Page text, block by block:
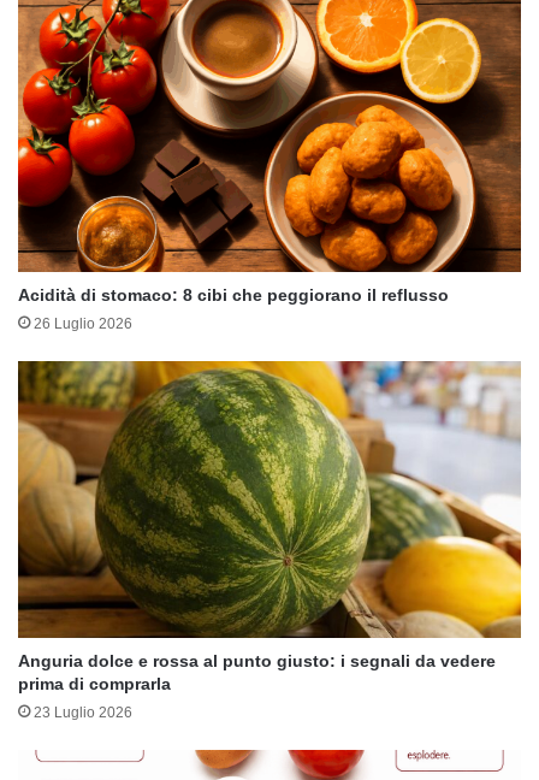
dalle
uova
colorate
Acidità di stomaco: 8 cibi che peggiorano il reflusso
26 Luglio 2026
Anguria dolce e rossa al punto giusto: i segnali da vedere
prima di comprarla
23 Luglio 2026